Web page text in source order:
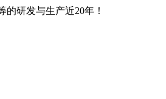
研发与生产近20年！